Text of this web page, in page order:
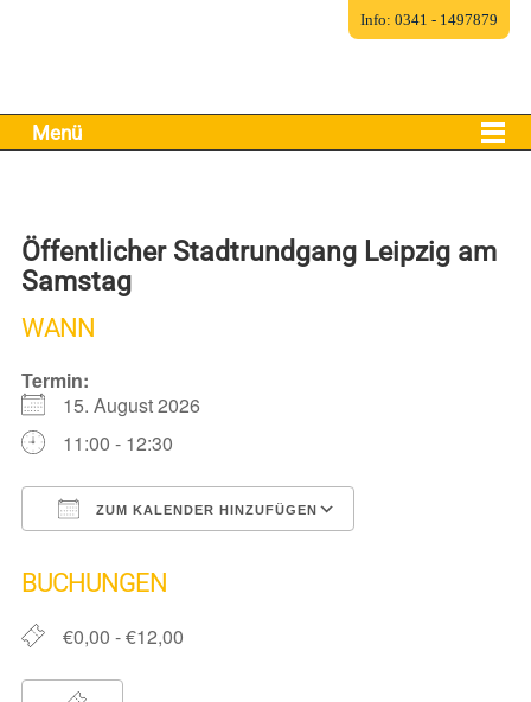
Menü
Öffentlicher Stadtrundgang Leipzig am
Samstag
WANN
Termin:
15. August 2026
11:00 - 12:30
ZUM KALENDER HINZUFÜGEN
BUCHUNGEN
€0,00 - €12,00
Info: 0341 - 1497879